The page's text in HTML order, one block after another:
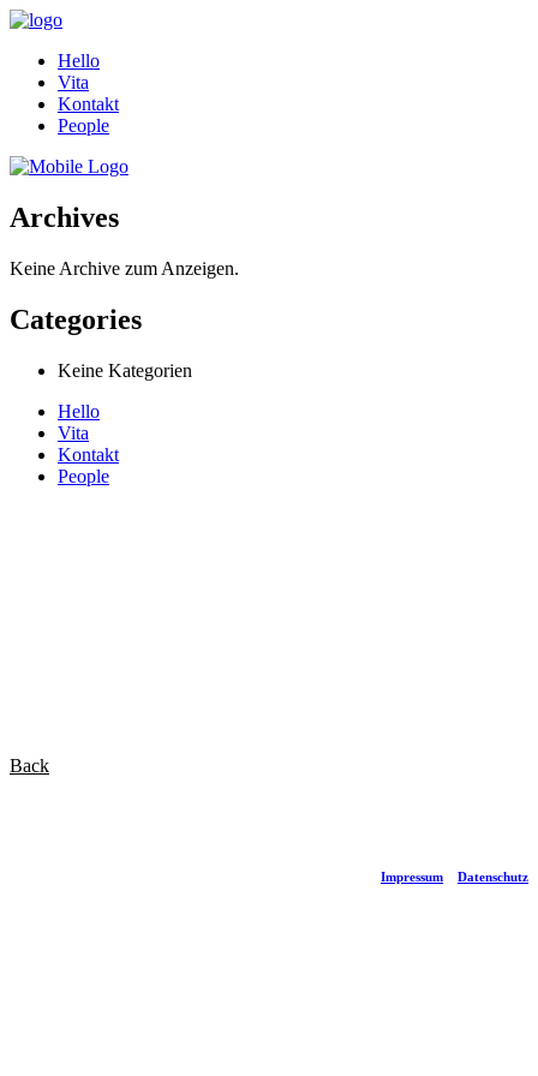
Hello
Vita
Kontakt
People
Archives
Keine Archive zum Anzeigen.
Categories
Keine Kategorien
Hello
Vita
Kontakt
People
Back
Impressum Datenschutz